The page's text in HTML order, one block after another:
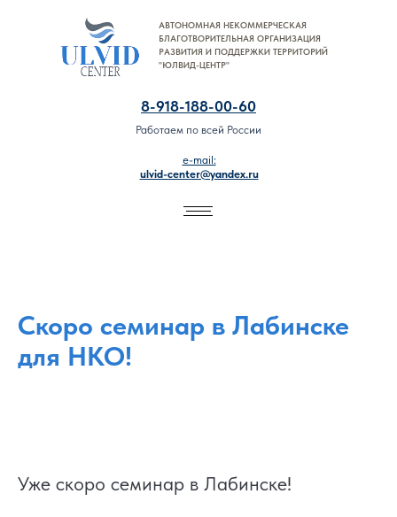
АВТОНОМНАЯ НЕКОММЕРЧЕСКАЯ
БЛАГОТВОРИТЕЛЬНАЯ ОРГАНИЗАЦИЯ
РАЗВИТИЯ И ПОДДЕРЖКИ ТЕРРИТОРИЙ
"ЮЛВИД-ЦЕНТР"
8-918-188-00-60
Работаем по всей России
e-mail:
ulvid-center@yandex.ru
8-918-188-00-60
Скоро семинар в Лабинске
для НКО!
Уже скоро семинар в Лабинске!